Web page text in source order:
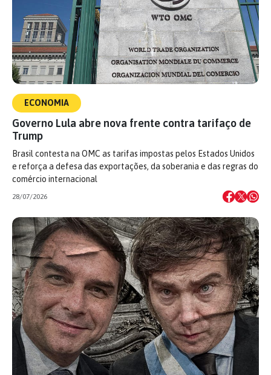
ECONOMIA
Governo Lula abre nova frente contra tarifaço de
Trump
Brasil contesta na OMC as tarifas impostas pelos Estados Unidos
e reforça a defesa das exportações, da soberania e das regras do
comércio internacional
28/07/2026